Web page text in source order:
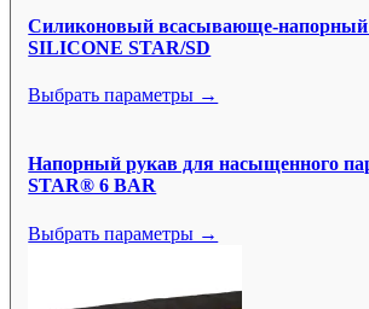
Силиконовый всасывающе-
SILICONE STAR/SD
Выбрать параметры →
Напорный рукав для насыщенного
STAR® 6 BAR
Выбрать параметры →